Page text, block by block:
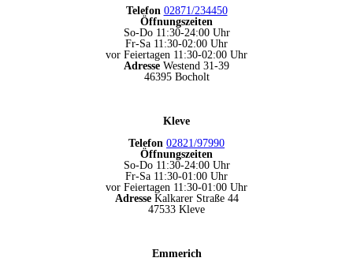
Telefon 02871/234450
Öffnungszeiten
So-Do 11:30-24:00 Uhr
Fr-Sa 11:30-02:00 Uhr
vor Feiertagen 11:30-02:00 Uhr
Adresse Westend 31-39
46395 Bocholt
Kleve
Telefon 02821/97990
Öffnungszeiten
So-Do 11:30-24:00 Uhr
Fr-Sa 11:30-01:00 Uhr
vor Feiertagen 11:30-01:00 Uhr
Adresse Kalkarer Straße 44
47533 Kleve
Emmerich